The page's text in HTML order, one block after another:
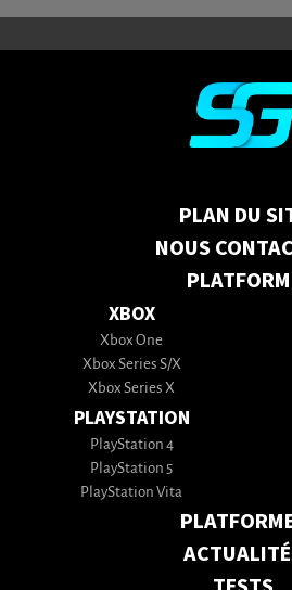
PLAN DU
NOUS
XBOX
Xbox One
Xbox Series S/X
Xbox Series X
PLAYSTATION
PlayStation 4
PlayStation 5
PlayStation Vita